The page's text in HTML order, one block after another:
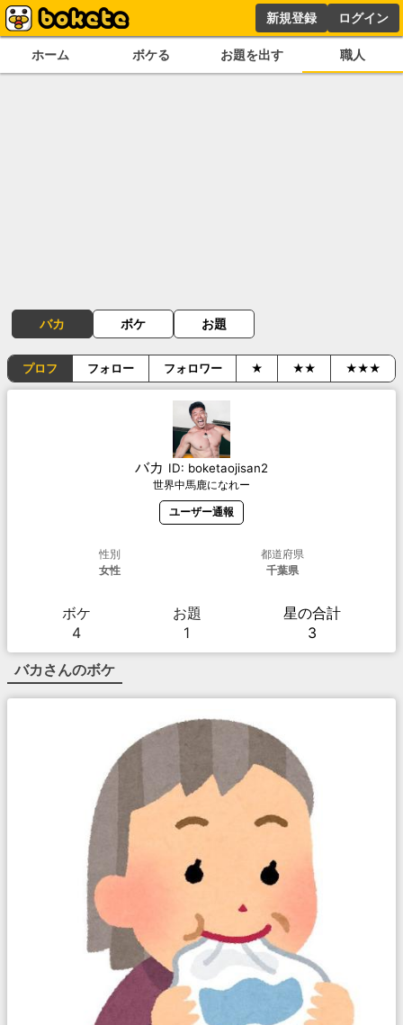
新規登録 ログイン
ホーム ボケる お題を出す 職人
バカ ボケ お題
プロフ フォロー フォロワー ★ ★★ ★★★
バカ ID: boketaojisan2
世界中馬鹿になれー
ユーザー通報
性別
女性
都道府県
千葉県
ボケ
4
お題
1
星の合計
3
バカ さんのボケ